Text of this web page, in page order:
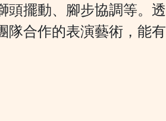
頭擺動、腳步協調等。透
隊合作的表演藝術，能有